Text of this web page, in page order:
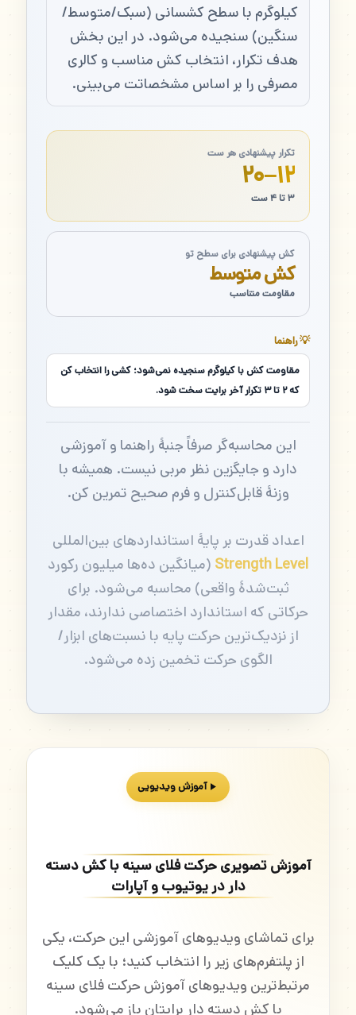
کیلوگرم با سطح کشسانی (سبک/متوسط/
سنگین) سنجیده می‌شود. در این بخش
هدف تکرار، انتخاب کش مناسب و کالری
مصرفی را بر اساس مشخصاتت می‌بینی.
تکرار پیشنهادی هر ست
۱۲–۲۰
۳ تا ۴ ست
کش پیشنهادی برای سطح تو
کش متوسط
مقاومت متناسب
💡 راهنما
مقاومت کش با کیلوگرم سنجیده نمی‌شود؛ کشی را انتخاب کن
که ۲ تا ۳ تکرار آخر برایت سخت شود.
این محاسبه‌گر صرفاً جنبهٔ راهنما و آموزشی
دارد و جایگزین نظر مربی نیست. همیشه با
وزنهٔ قابل‌کنترل و فرم صحیح تمرین کن.
اعداد قدرت بر پایهٔ استانداردهای بین‌المللی
Strength Level (میانگین ده‌ها میلیون رکورد
ثبت‌شدهٔ واقعی) محاسبه می‌شود. برای
حرکاتی که استاندارد اختصاصی ندارند، مقدار
از نزدیک‌ترین حرکت پایه با نسبت‌های ابزار/
الگوی حرکت تخمین زده می‌شود.
آموزش ویدیویی
آموزش تصویری حرکت فلای سینه با کش دسته
دار در یوتیوب و آپارات
برای تماشای ویدیوهای آموزشی این حرکت، یکی
از پلتفرم‌های زیر را انتخاب کنید؛ با یک کلیک
مرتبط‌ترین ویدیوهای آموزش حرکت فلای سینه
با کش دسته دار برایتان باز می‌شود.